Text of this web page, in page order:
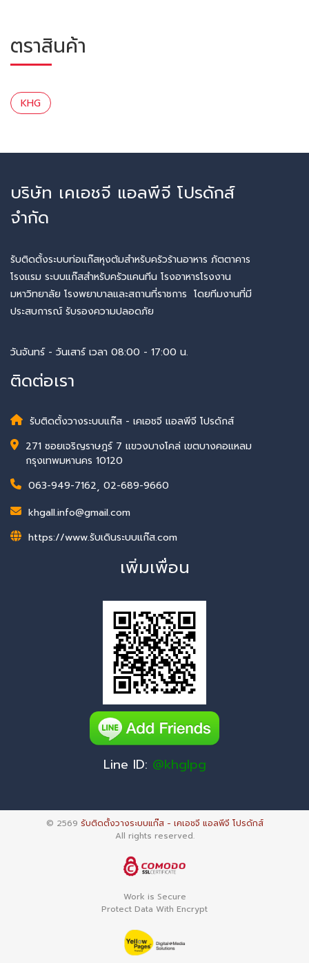
ตราสินค้า
KHG
บริษัท เคเอชจี แอลพีจี โปรดักส์
จำกัด
รับติดตั้งระบบท่อแก๊สหุงต้มสำหรับครัวร้านอาหาร ภัตตาคาร
โรงแรม ระบบแก๊สสำหรับครัวแคนทีน โรงอาหารโรงงาน
มหาวิทยาลัย โรงพยาบาลและสถานที่ราชการ โดยทีมงานที่มี
ประสบการณ์ รับรองความปลอดภัย
วันจันทร์ - วันเสาร์ เวลา 08:00 - 17:00 น.
ติดต่อเรา
รับติดตั้งวางระบบแก๊ส - เคเอชจี แอลพีจี โปรดักส์
271 ซอยเจริญราษฎร์ 7 แขวงบางโคล่ เขตบางคอแหลม
กรุงเทพมหานคร 10120
063-949-7162, 02-689-9660
khgall.info@gmail.com
https://www.รับเดินระบบแก๊ส.com
เพิ่มเพื่อน
Line ID: @khglpg
© 2569 รับติดตั้งวางระบบแก๊ส - เคเอชจี แอลพีจี โปรดักส์
All rights reserved.
Work is Secure
Protect Data With Encrypt